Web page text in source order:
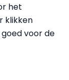
het
klikken
voor de